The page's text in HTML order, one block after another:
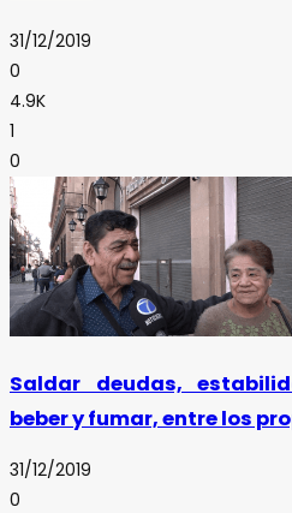
31/12/2019
0
4.9K
1
0
Saldar deudas,
beber y fumar, entre los
31/12/2019
0